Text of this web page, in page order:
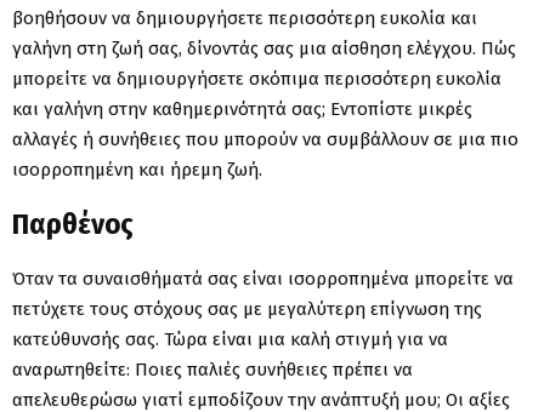
βοηθήσουν να δημιουργήσετε περισσότερη ευκολία και
γαλήνη στη ζωή σας, δίνοντάς σας μια αίσθηση ελέγχου. Πώς
μπορείτε να δημιουργήσετε σκόπιμα περισσότερη ευκολία
και γαλήνη στην καθημερινότητά σας; Εντοπίστε μικρές
αλλαγές ή συνήθειες που μπορούν να συμβάλλουν σε μια πιο
ισορροπημένη και ήρεμη ζωή.
Παρθένος
Όταν τα συναισθήματά σας είναι ισορροπημένα μπορείτε να
πετύχετε τους στόχους σας με μεγαλύτερη επίγνωση της
κατεύθυνσής σας. Τώρα είναι μια καλή στιγμή για να
αναρωτηθείτε: Ποιες παλιές συνήθειες πρέπει να
απελευθερώσω γιατί εμποδίζουν την ανάπτυξή μου; Οι αξίες